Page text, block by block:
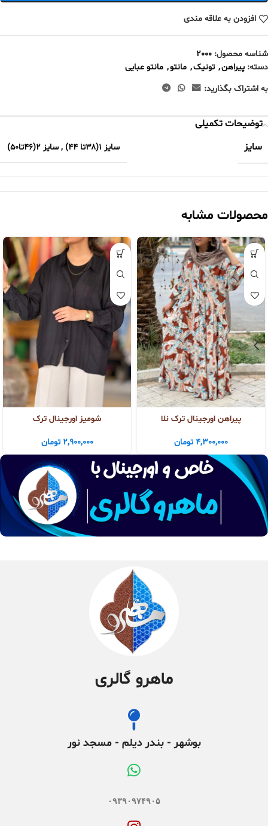
افزودن به علاقه مندی
شناسه محصول: 2000
دسته: پیراهن, تونیک, مانتو, مانتو عبایی
به اشتراک بگذارید:
توضیحات تکمیلی
سایز
سایز ۱(۳۸تا ۴۴) ,سایز ۲(۴۶تا۵۰)
محصولات مشابه
پیراهن اورجینال ترک نلا
4,300,000 تومان
شومیز اورجینال ترک
2,900,000 تومان
ماهرو گالری
بوشهر - بندر دیلم - مسجد نور
۰۹۳۹۰۹۷۴۹۰۵